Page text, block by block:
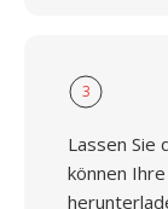
3
Lassen Sie
können